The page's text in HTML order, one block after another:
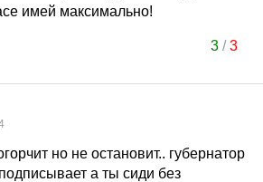
имей максимально!
3/3
но не остановит.. губернатор
а ты сиди без